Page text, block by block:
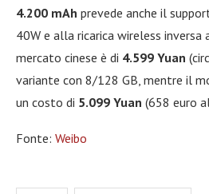
4.200 mAh prevede anche il
40W e alla ricarica wireless inversa
mercato cinese è di 4.599 Yuan
variante con 8/128 GB, mentre il
un costo di 5.099 Yuan (658 euro
Fonte: Weibo